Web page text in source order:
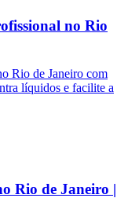
no Rio
Rio de Janeiro com
líquidos e facilite a
Rio de Janeiro |